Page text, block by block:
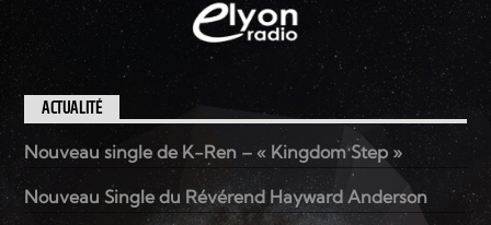
ACTUALITÉ
Nouveau single de K-Ren – « Kingdom Step »
Nouveau Single du Révérend Hayward Anderson